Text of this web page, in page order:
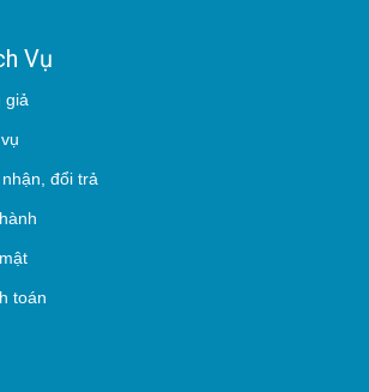
Vụ
giả
đổi trả
toán